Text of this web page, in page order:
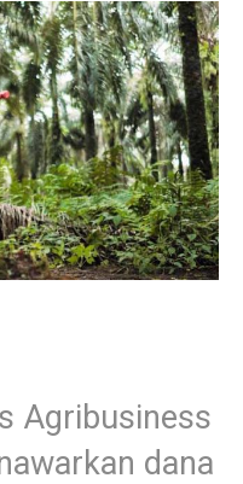
Agribusiness
dana